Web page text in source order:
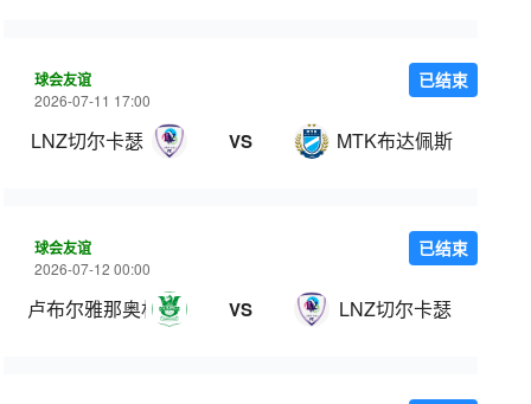
球会友谊
2026-07-11 17:00
LNZ切尔卡瑟 VS MTK布达佩斯
已结束
球会友谊
2026-07-12 00:00
卢布尔雅那奥林匹亚 VS LNZ切尔卡瑟
已结束